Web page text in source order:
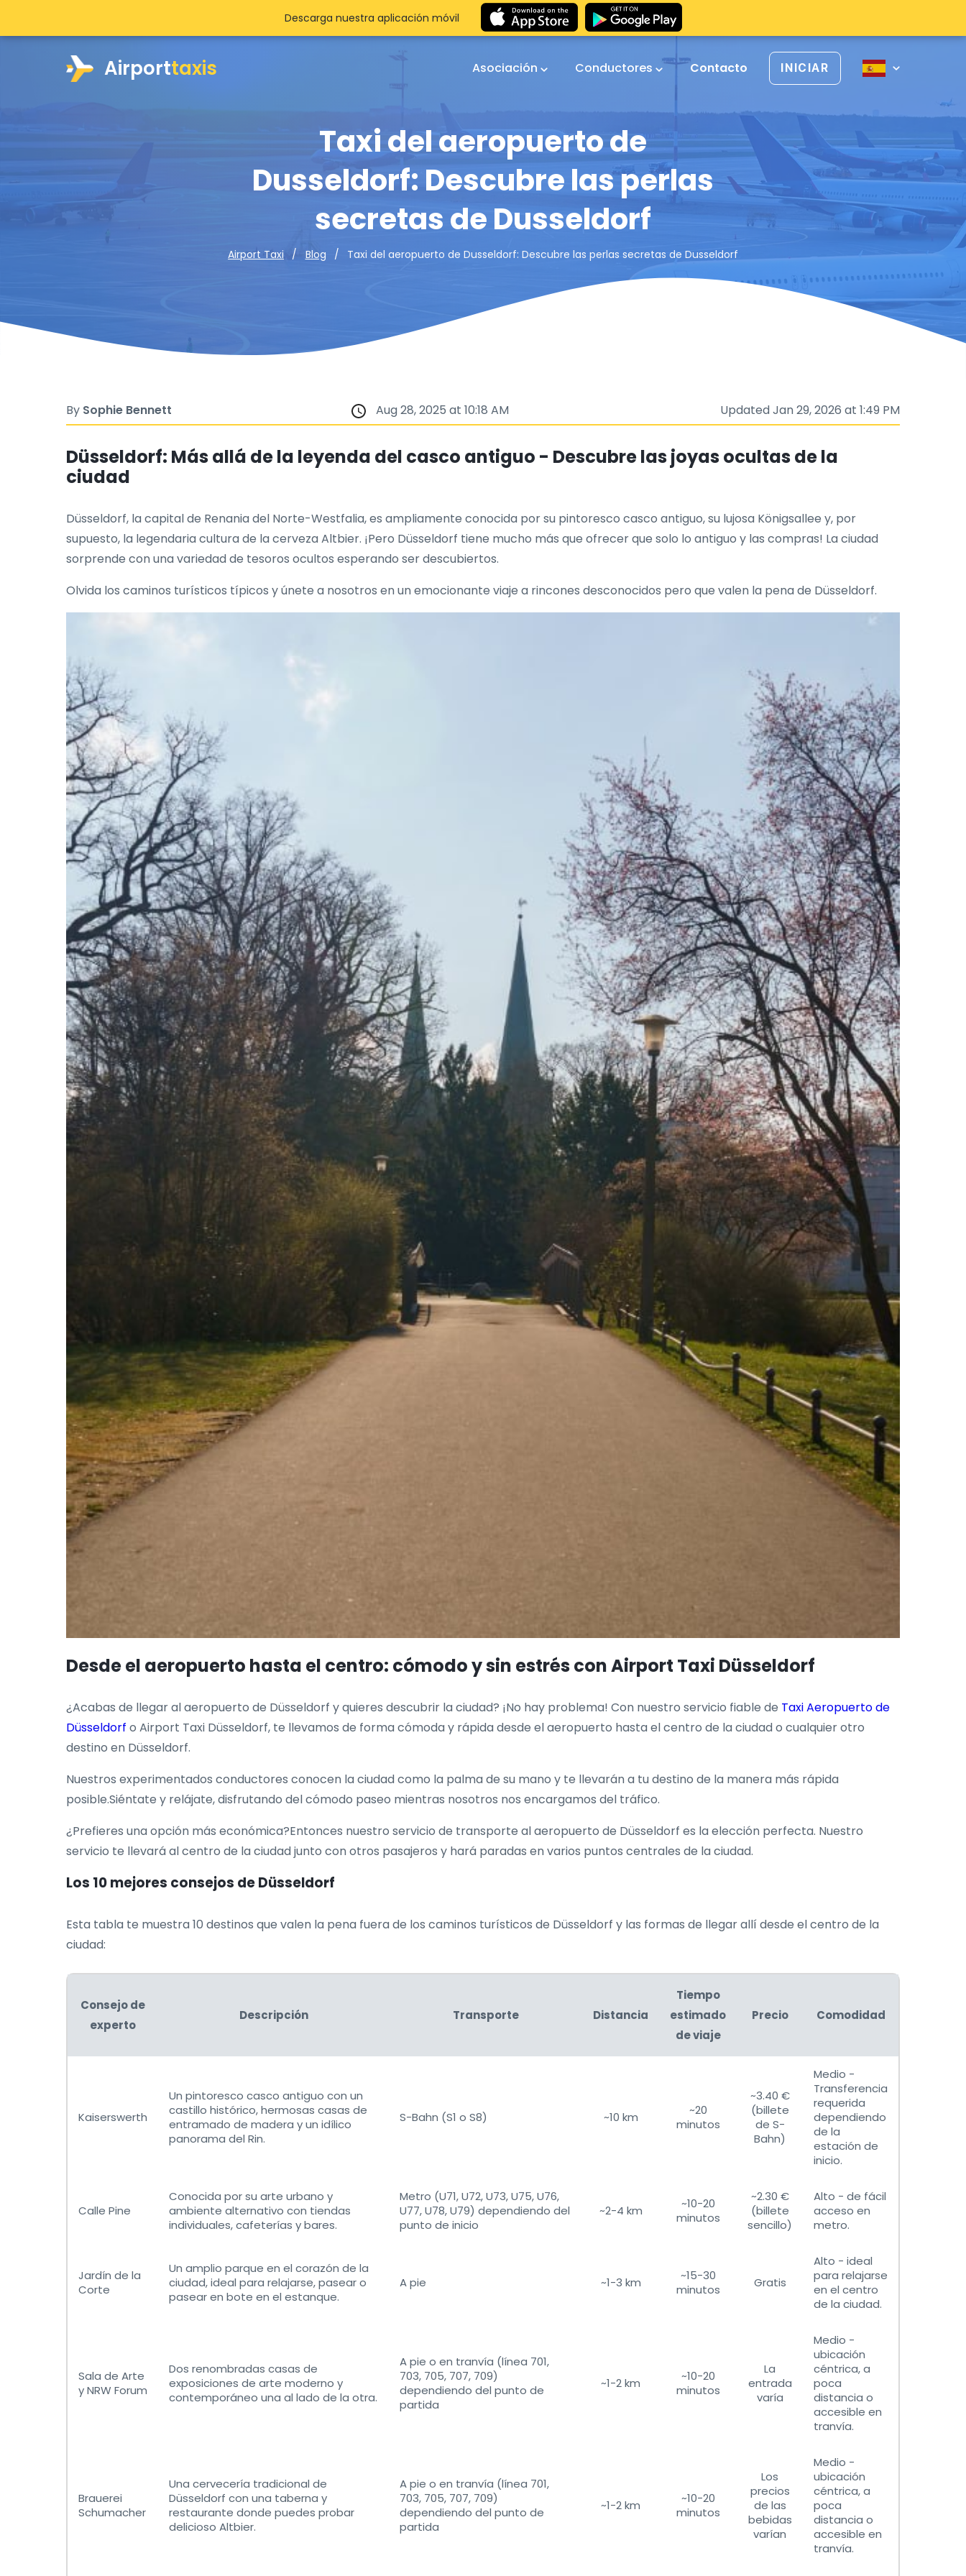
Airporttaxis Asociación Conductores Contacto INICIAR
Taxi del aeropuerto de
Dusseldorf: Descubre las perlas
secretas de Dusseldorf
Airport Taxi Blog Taxi del aeropuerto de Dusseldorf: Descubre las perlas secretas de Dusseldorf
Descarga nuestra aplicación móvil
By Sophie Bennett Aug 28, 2025 at 10:18 AM Updated Jan 29, 2026 at 1:49 PM
Düsseldorf: Más allá de la leyenda del casco antiguo - Descubre las joyas ocultas de la
ciudad
Düsseldorf, la capital de Renania del Norte-Westfalia, es ampliamente conocida por su pintoresco casco antiguo, su lujosa Königsallee y, por
supuesto, la legendaria cultura de la cerveza Altbier. ¡Pero Düsseldorf tiene mucho más que ofrecer que solo lo antiguo y las compras! La ciudad
sorprende con una variedad de tesoros ocultos esperando ser descubiertos.
Olvida los caminos turísticos típicos y únete a nosotros en un emocionante viaje a rincones desconocidos pero que valen la pena de Düsseldorf.
Desde el aeropuerto hasta el centro: cómodo y sin estrés con Airport Taxi Düsseldorf
¿Acabas de llegar al aeropuerto de Düsseldorf y quieres descubrir la ciudad? ¡No hay problema! Con nuestro servicio fiable de Taxi Aeropuerto de
Düsseldorf o Airport Taxi Düsseldorf, te llevamos de forma cómoda y rápida desde el aeropuerto hasta el centro de la ciudad o cualquier otro
destino en Düsseldorf.
Nuestros experimentados conductores conocen la ciudad como la palma de su mano y te llevarán a tu destino de la manera más rápida
posible.Siéntate y relájate, disfrutando del cómodo paseo mientras nosotros nos encargamos del tráfico.
¿Prefieres una opción más económica?Entonces nuestro servicio de transporte al aeropuerto de Düsseldorf es la elección perfecta. Nuestro
servicio te llevará al centro de la ciudad junto con otros pasajeros y hará paradas en varios puntos centrales de la ciudad.
Los 10 mejores consejos de Düsseldorf
Esta tabla te muestra 10 destinos que valen la pena fuera de los caminos turísticos de Düsseldorf y las formas de llegar allí desde el centro de la
ciudad:
Consejo de
experto
Descripción Transporte Distancia
Tiempo
estimado
de viaje
Precio Comodidad
Kaiserswerth
Un pintoresco casco antiguo con un
castillo histórico, hermosas casas de
entramado de madera y un idílico
panorama del Rin.
S-Bahn (S1 o S8) ~10 km
~20
minutos
~3.40 €
(billete
de S-
Bahn)
Medio -
Transferencia
requerida
dependiendo
de la
estación de
inicio.
Calle Pine
Conocida por su arte urbano y
ambiente alternativo con tiendas
individuales, cafeterías y bares.
Metro (U71, U72, U73, U75, U76,
U77, U78, U79) dependiendo del
punto de inicio
~2-4 km
~10-20
minutos
~2.30 €
(billete
sencillo)
Alto - de fácil
acceso en
metro.
Jardín de la
Corte
Un amplio parque en el corazón de la
ciudad, ideal para relajarse, pasear o
pasear en bote en el estanque.
A pie ~1-3 km
~15-30
minutos
Gratis
Alto - ideal
para relajarse
en el centro
de la ciudad.
Sala de Arte
y NRW Forum
Dos renombradas casas de
exposiciones de arte moderno y
contemporáneo una al lado de la otra.
A pie o en tranvía (línea 701,
703, 705, 707, 709)
dependiendo del punto de
partida
~1-2 km
~10-20
minutos
La
entrada
varía
Medio -
ubicación
céntrica, a
poca
distancia o
accesible en
tranvía.
Brauerei
Schumacher
Una cervecería tradicional de
Düsseldorf con una taberna y
restaurante donde puedes probar
delicioso Altbier.
A pie o en tranvía (línea 701,
703, 705, 707, 709)
dependiendo del punto de
partida
~1-2 km
~10-20
minutos
Los
precios
de las
bebidas
varían
Medio -
ubicación
céntrica, a
poca
distancia o
accesible en
tranvía.